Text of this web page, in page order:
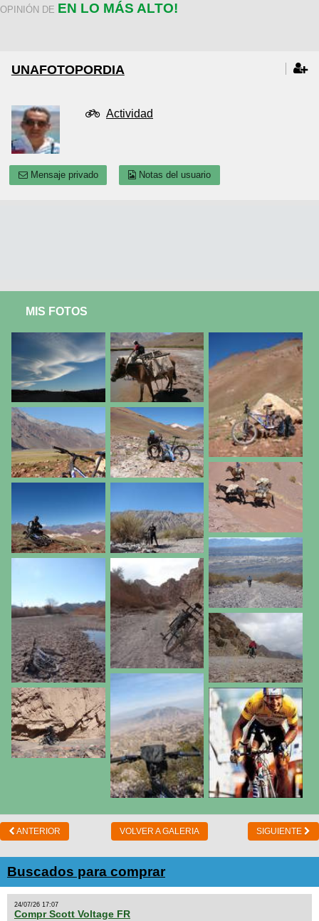
OPINIÓN DE EN LO MÁS ALTO!
UNAFOTOPORDIA
Actividad
Mensaje privado Notas del usuario
MIS FOTOS
ANTERIOR VOLVER A GALERIA SIGUIENTE
Buscados para comprar
24/07/26 17:07
Compr Scott Voltage FR